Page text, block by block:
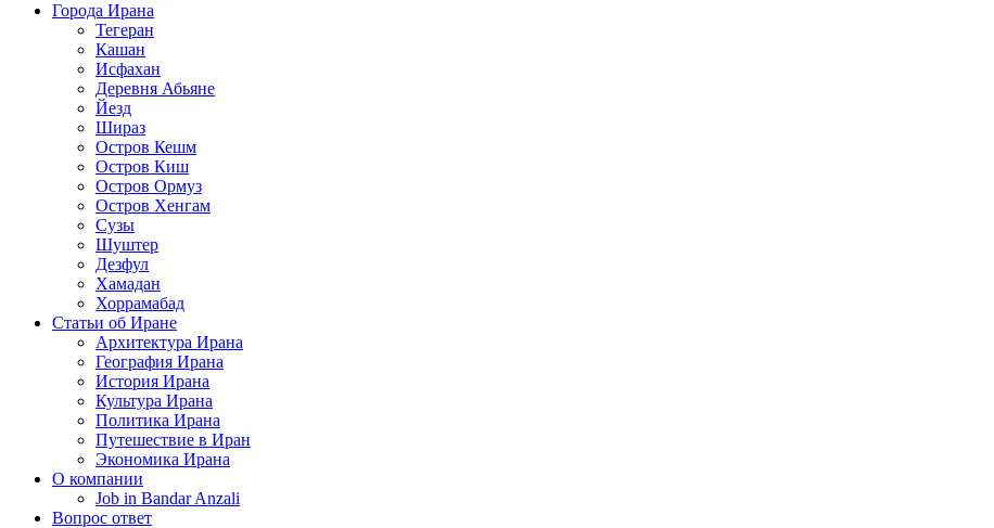
Города Ирана
Тегеран
Кашан
Исфахан
Деревня Абьяне
Йезд
Шираз
Остров Кешм
Остров Киш
Остров Ормуз
Остров Хенгам
Сузы
Шуштер
Дезфул
Хамадан
Хоррамабад
Статьи об Иране
Архитектура Ирана
География Ирана
История Ирана
Культура Ирана
Политика Ирана
Путешествие в Иран
Экономика Ирана
О компании
Job in Bandar Anzali
Вопрос ответ